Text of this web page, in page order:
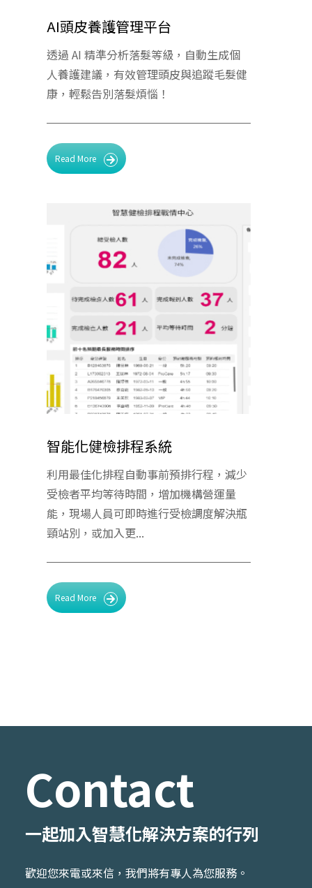
AI頭皮養護管理平台
透過 AI 精準分析落髮等級，自動生成個
人養護建議，有效管理頭皮與追蹤毛髮健
康，輕鬆告別落髮煩惱！
Read More
智能化健檢排程系統
利用最佳化排程自動事前預排行程，減少
受檢者平均等待時間，增加機構營運量
能，現場人員可即時進行受檢調度解決瓶
頸站別，或加入更...
Read More
Contact
一起加入智慧化解決方案的行列
歡迎您來電或來信，我們將有專人為您服務。